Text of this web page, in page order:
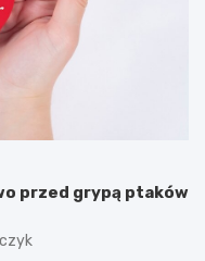
przed grypą ptaków